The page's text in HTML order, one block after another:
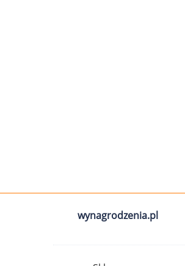
wynagrodzenia.pl